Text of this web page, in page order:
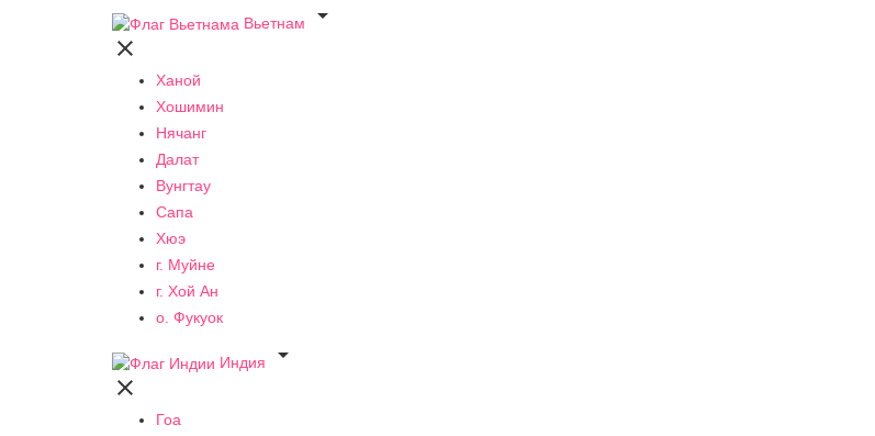
Вьетнам


Ханой
Хошимин
Нячанг
Далат
Вунгтау
Сапа
Хюэ
г. Муйне
г. Хой Ан
о. Фукуок
Индия


Гоа